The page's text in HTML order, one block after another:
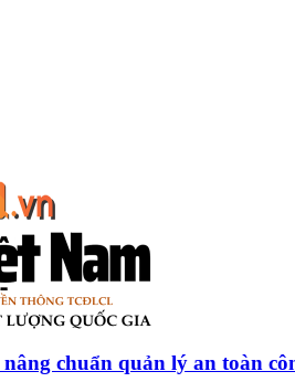
chuẩn quản lý an toàn